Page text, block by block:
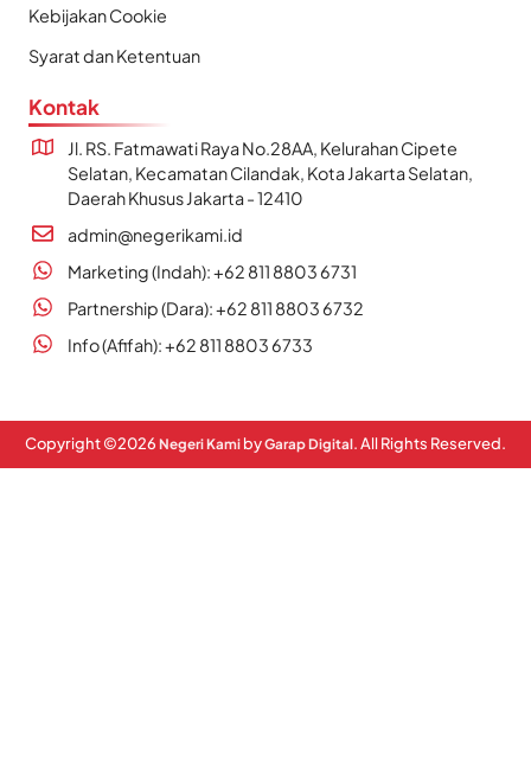
Kebijakan Cookie
Syarat dan Ketentuan
Kontak
Jl. RS. Fatmawati Raya No.28AA, Kelurahan Cipete
Selatan, Kecamatan Cilandak, Kota Jakarta Selatan,
Daerah Khusus Jakarta - 12410
admin@negerikami.id
Marketing (Indah): +62 811 8803 6731
Partnership (Dara): +62 811 8803 6732
Info (Afifah): +62 811 8803 6733
Copyright ©2026 Negeri Kami byGarap Digital. All Rights Reserved.